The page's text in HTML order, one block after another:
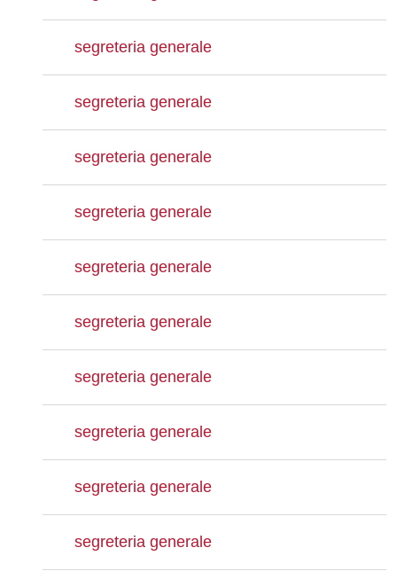
segreteria generale
segreteria generale
segreteria generale
segreteria generale
segreteria generale
segreteria generale
segreteria generale
segreteria generale
segreteria generale
segreteria generale